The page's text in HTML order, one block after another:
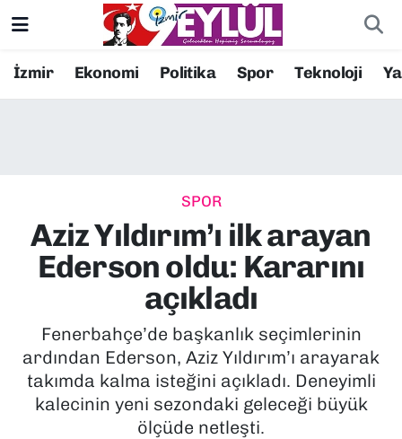
İzmir Ekonomi Politika Spor Teknoloji
SPOR
Aziz Yıldırım’ı ilk arayan
Ederson oldu: Kararını
açıkladı
Fenerbahçe’de başkanlık seçimlerinin
ardından Ederson, Aziz Yıldırım’ı arayarak
takımda kalma isteğini açıkladı. Deneyimli
kalecinin yeni sezondaki geleceği büyük
ölçüde netleşti.
Resmi İlanlar
EKONOMİ
KÜLTÜR SANAT
MAGAZİN
POLİTİKA
Konak Nöbetçi Eczaneler
Süper Lig Puan Durumu ve Fikstür
Tüm Manşetler
Son Dakika Haberleri
Haber Arşivi